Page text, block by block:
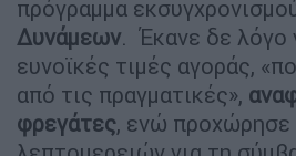
πρόγραμμα
Δυνάμεων. Έκανε δε λόγο
ευνοϊκές τιμές αγοράς,
από τις πραγματικές»,
φρεγάτες, ενώ